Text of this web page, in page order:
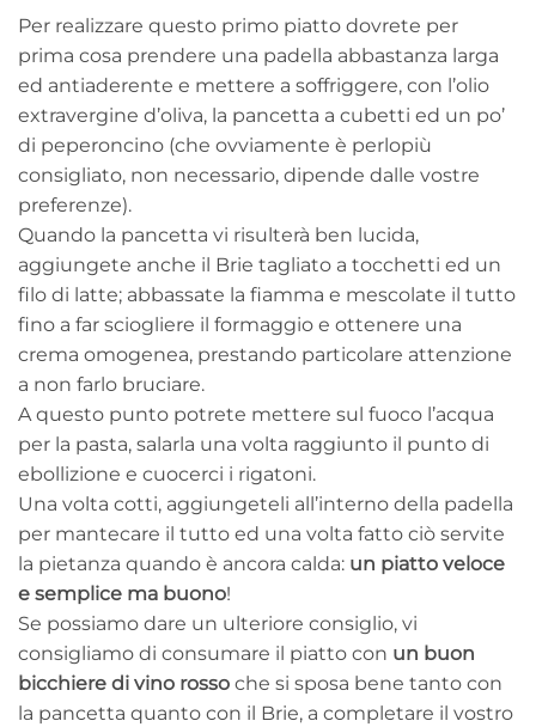
Per realizzare questo primo piatto dovrete per
prima cosa prendere una padella abbastanza larga
ed antiaderente e mettere a soffriggere, con l’olio
extravergine d’oliva, la pancetta a cubetti ed un po’
di peperoncino (che ovviamente è perlopiù
consigliato, non necessario, dipende dalle vostre
preferenze).
Quando la pancetta vi risulterà ben lucida,
aggiungete anche il Brie tagliato a tocchetti ed un
filo di latte; abbassate la fiamma e mescolate il tutto
fino a far sciogliere il formaggio e ottenere una
crema omogenea, prestando particolare attenzione
a non farlo bruciare.
A questo punto potrete mettere sul fuoco l’acqua
per la pasta, salarla una volta raggiunto il punto di
ebollizione e cuocerci i rigatoni.
Una volta cotti, aggiungeteli all’interno della padella
per mantecare il tutto ed una volta fatto ciò servite
la pietanza quando è ancora calda: un piatto veloce
e semplice ma buono!
Se possiamo dare un ulteriore consiglio, vi
consigliamo di consumare il piatto con un buon
bicchiere di vino rosso che si sposa bene tanto con
la pancetta quanto con il Brie, a completare il vostro